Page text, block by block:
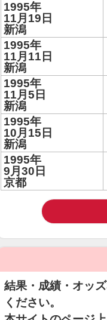
1995年
11月19日
新潟
1995年
11月11日
新潟
1995年
11月5日
新潟
1995年
10月15日
新潟
1995年
9月30日
京都
結果・成績・オッ
ください。